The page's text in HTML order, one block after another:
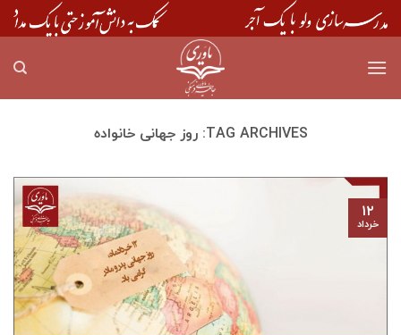
Skip
to
TAG ARCHIVES: روز جهانی خانواده
۱۲
خرداد